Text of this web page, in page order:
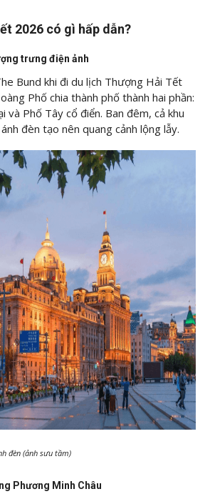
2026 có gì hấp dẫn?
trưng điện ảnh
Bund khi đi du lịch Thượng Hải Tết
Phố chia thành phố thành hai phần:
và Phố Tây cổ điển. Ban đêm, cả khu
đèn tạo nên quang cảnh lộng lẫy.
đèn (ảnh sưu tầm)
Phương Minh Châu